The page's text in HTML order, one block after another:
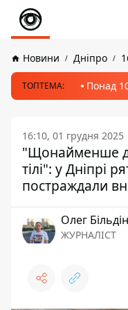
Новини Дніпро
ТОПТЕМА: Понад
16:10, 01 грудня 2025
"Щонайменше
тілі": у Дніпрі
постраждали
Олег Більдін
ЖУРНАЛІСТ